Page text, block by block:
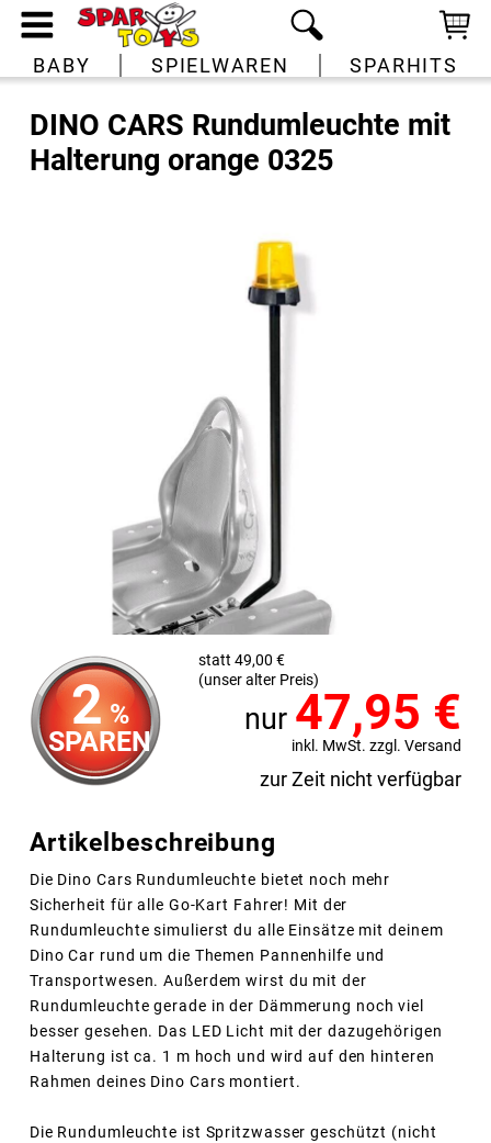
BABY SPIELWAREN SPARHITS
DINO CARS Rundumleuchte mit
Halterung orange 0325
2%
SPAREN
statt 49,00 €
(unser alter Preis)
nur 47,95 €
inkl. MwSt. zzgl. Versand
zur Zeit nicht verfügbar
Artikelbeschreibung
Die Dino Cars Rundumleuchte bietet noch mehr
Sicherheit für alle Go-Kart Fahrer! Mit der
Rundumleuchte simulierst du alle Einsätze mit deinem
Dino Car rund um die Themen Pannenhilfe und
Transportwesen. Außerdem wirst du mit der
Rundumleuchte gerade in der Dämmerung noch viel
besser gesehen. Das LED Licht mit der dazugehörigen
Halterung ist ca. 1 m hoch und wird auf den hinteren
Rahmen deines Dino Cars montiert.
Die Rundumleuchte ist Spritzwasser geschützt (nicht